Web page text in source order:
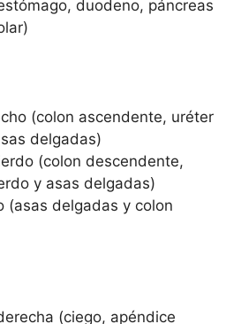
duodeno, páncreas
(colon ascendente, uréter
delgadas)
(colon descendente,
y asas delgadas)
(asas delgadas y colon
(ciego, apéndice